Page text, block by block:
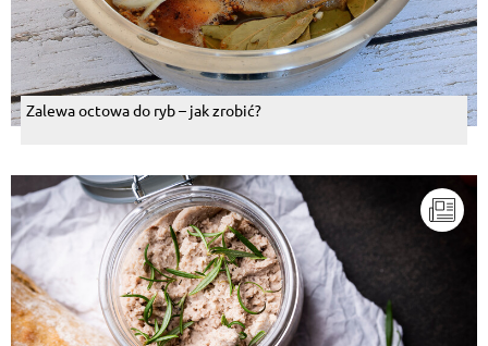
Zalewa octowa do ryb – jak zrobić?